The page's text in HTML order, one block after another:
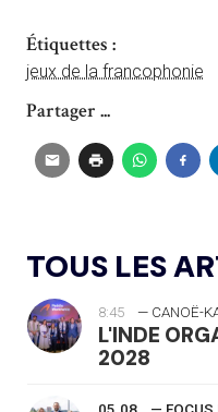
Étiquettes :
jeux de la francophonie
Partager ...
TOUS LES
8:45 — CANOË-
L'INDE
2028